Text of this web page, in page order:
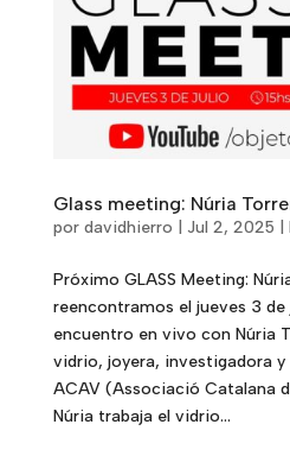
Glass meeting: Núria
por davidhierro Jul 2, 2025
Próximo GLASS Meeting:
reencontramos el jueves 3
encuentro en vivo con Núria
vidrio, joyera, investigadora
ACAV (Associació Catalana
Núria trabaja el vidrio...